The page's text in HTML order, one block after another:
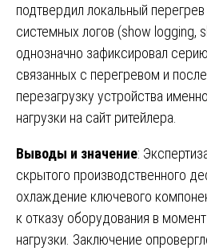
подтвердил локальный
системных логов (show logging,
однозначно зафиксировал
связанных с перегревом и
перезагрузку устройства
нагрузки на сайт ритейлера.
Выводы и значение:
скрытого производственного
охлаждение ключевого
к отказу оборудования в
нагрузки. Заключение